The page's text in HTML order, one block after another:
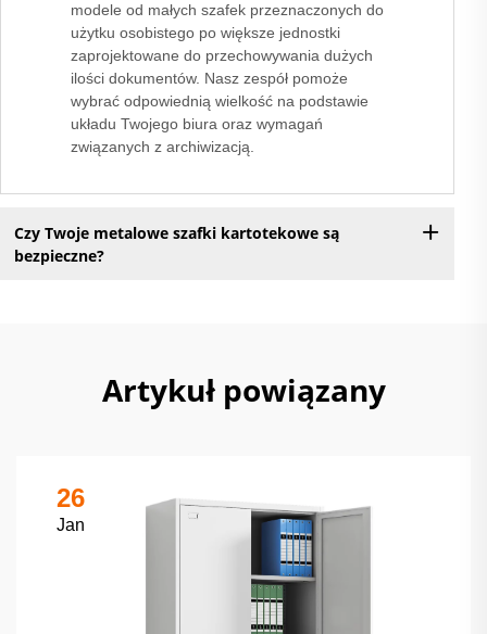
modele od małych szafek przeznaczonych do
użytku osobistego po większe jednostki
zaprojektowane do przechowywania dużych
ilości dokumentów. Nasz zespół pomoże
wybrać odpowiednią wielkość na podstawie
układu Twojego biura oraz wymagań
związanych z archiwizacją.
Czy Twoje metalowe szafki kartotekowe są
bezpieczne?
Artykuł powiązany
26
Jan